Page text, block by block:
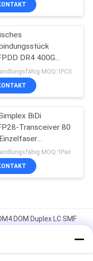
DR4 400G
MTP
für 5G Data
MOQ:1PCS
BiDi
Transceiver 80
DDM
MOQ:1Pair
DOM Duplex LC SMF
100G SMF